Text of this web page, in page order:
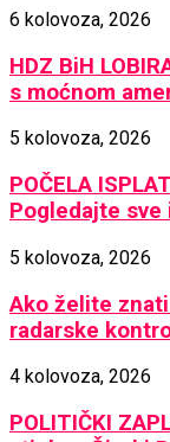
6 kolovoza, 2026
HDZ BiH
s moćnom
5 kolovoza, 2026
POČELA
Pogledajte
5 kolovoza, 2026
Ako želite
radarske
4 kolovoza, 2026
POLITIČKI